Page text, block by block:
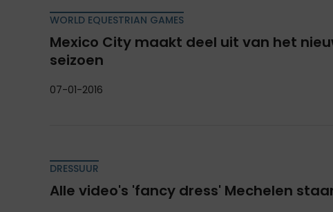
WORLD EQUESTRIAN GAMES
Mexico City maakt deel uit van het
seizoen
07-01-2016
DRESSUUR
Alle video's 'fancy dress' Mechelen